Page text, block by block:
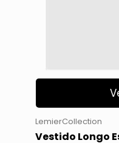
LemierCollection
Vestido Longo